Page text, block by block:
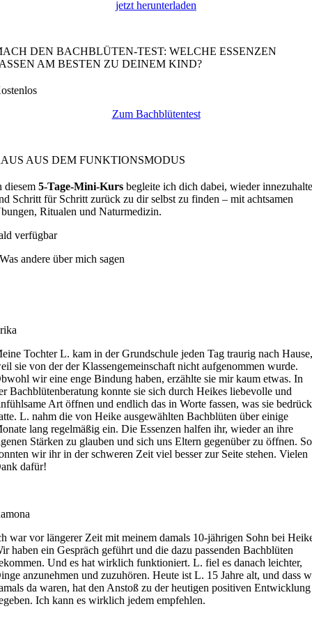
jetzt herunterladen
DEN BACHBLÜTEN-TEST: WELCHE ESSENZEN
AM BESTEN ZU DEINEM KIND?
Zum Bachblütentest
AUS DEM FUNKTIONSMODUS
diesem5-Tage-Mini-Kurs begleite ich dich dabei, wieder
Schritt für Schritt zurück zu dir selbst zu finden – mit achtsamen
Ritualen und Naturmedizin.
verfügbar
Was andere über mich sagen
Tochter L. kam in der Grundschule jeden Tag traurig nach
sie von der der Klassengemeinschaft nicht aufgenommen wurde.
wir eine enge Bindung haben, erzählte sie mir kaum etwas. In
Bachblütenberatung konnte sie sich durch Heikes liebevolle und
Art öffnen und endlich das in Worte fassen, was sie
L. nahm die von Heike ausgewählten Bachblüten über einige
lang regelmäßig ein. Die Essenzen halfen ihr, wieder an ihre
Stärken zu glauben und sich uns Eltern gegenüber zu öffnen. So
wir ihr in der schweren Zeit viel besser zur Seite stehen. Vielen
dafür!
war vor längerer Zeit mit meinem damals 10-jährigen Sohn bei
haben ein Gespräch geführt und die dazu passenden Bachblüten
Und es hat wirklich funktioniert. L. fiel es danach leichter,
anzunehmen und zuzuhören. Heute ist L. 15 Jahre alt, und dass
da waren, hat den Anstoß zu der heutigen positiven Entwicklung
Ich kann es wirklich jedem empfehlen.